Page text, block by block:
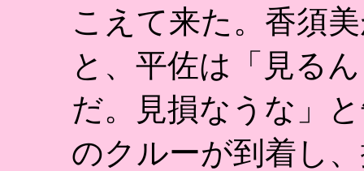
こえて来た。香須
と、平佐は「見る
だ。見損なうな」
のクルーが到着し